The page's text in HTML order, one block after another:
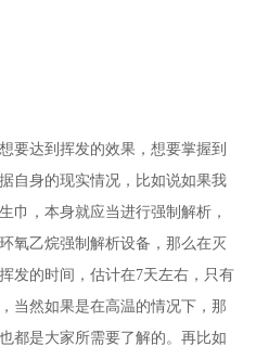
要达到挥发的效果，想要掌握到
自身的现实情况，比如说如果我
巾，本身就应当进行强制解析，
氧乙烷强制解析设备，那么在灭
发的时间，估计在7天左右，只有
当然如果是在高温的情况下，那
都是大家所需要了解的。再比如